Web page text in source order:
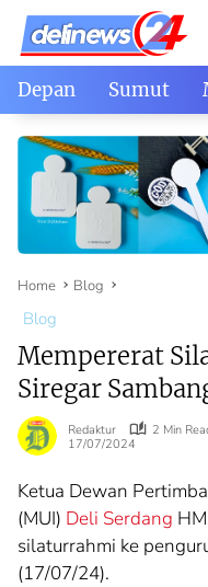
Skip
content
Depan Sumut
Home Blog
Blog
Mempererat
Siregar
Redaktur
2 Min
17/07/2024
Ketua Dewan
(MUI) Deli Serdang
silaturrahmi ke
(17/07/24).